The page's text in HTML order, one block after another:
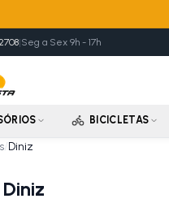
|Seg a Sex 9h - 17h
BICICLETAS
/Diniz
Diniz